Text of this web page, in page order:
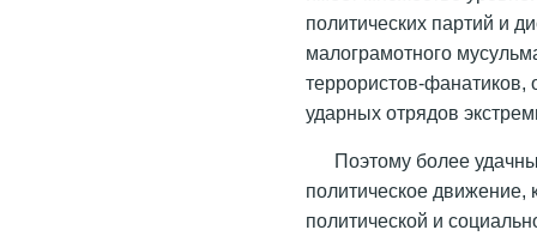
политических партий и
малограмотного
террористов-
ударных отрядов
Поэтому более
политическое движение,
политической и